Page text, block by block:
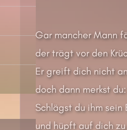
Gar mancher Mann
der trägt vor den
Er greift dich nicht
doch dann merkst
Schlägst du ihm sein
und hüpft auf dich